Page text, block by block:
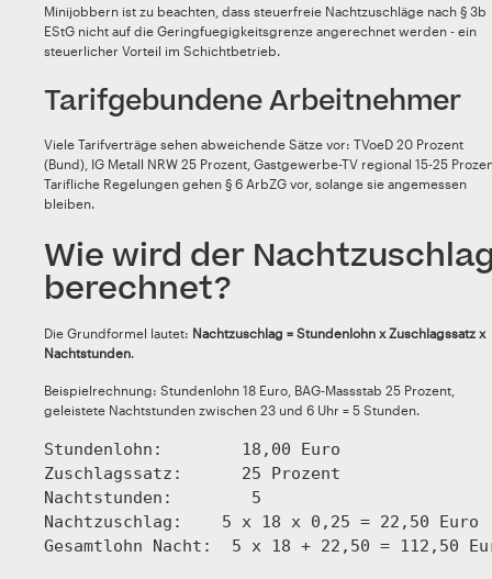
Minijobbern ist zu beachten, dass steuerfreie Nachtzuschläge nach § 3b
EStG nicht auf die Geringfuegigkeitsgrenze angerechnet werden - ein
steuerlicher Vorteil im Schichtbetrieb.
Tarifgebundene Arbeitnehmer
Viele Tarifverträge sehen abweichende Sätze vor: TVoeD 20 Prozent
(Bund), IG Metall NRW 25 Prozent, Gastgewerbe-TV regional 15-25
Tarifliche Regelungen gehen § 6 ArbZG vor, solange sie angemessen
bleiben.
Wie wird der
berechnet?
Die Grundformel lautet: Nachtzuschlag = Stundenlohn x Zuschlagssatz x
Nachtstunden.
Beispielrechnung: Stundenlohn 18 Euro, BAG-Massstab 25 Prozent,
geleistete Nachtstunden zwischen 23 und 6 Uhr = 5 Stunden.
Stundenlohn:        18,00 Euro
Zuschlagssatz:      25 Prozent
Nachtstunden:        5
Nachtzuschlag:    5 x 18 x 0,25 = 22,50 Euro
Gesamtlohn Nacht:  5 x 18 + 22,50 = 112,50